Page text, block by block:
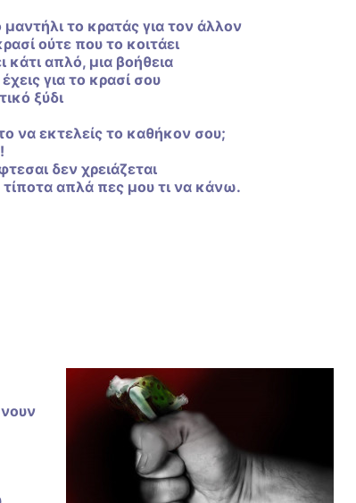
το κρατάς για τον άλλον
ούτε που το κοιτάει
κάτι απλό, μια βοήθεια
για το κρασί σου
ξύδι
να εκτελείς το καθήκον σου;
δεν χρειάζεται
απλά πες μου τι να κάνω.